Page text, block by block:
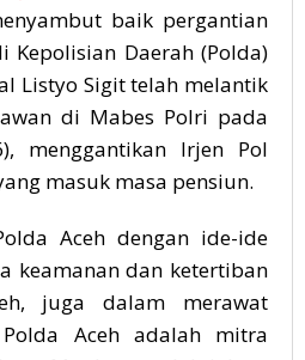
baik pergantian
Daerah (Polda)
Listyo Sigit telah melantik
di Mabes Polri pada
menggantikan Irjen Pol
masuk masa pensiun.
Aceh dengan ide-ide
keamanan dan ketertiban
juga dalam merawat
Aceh adalah mitra